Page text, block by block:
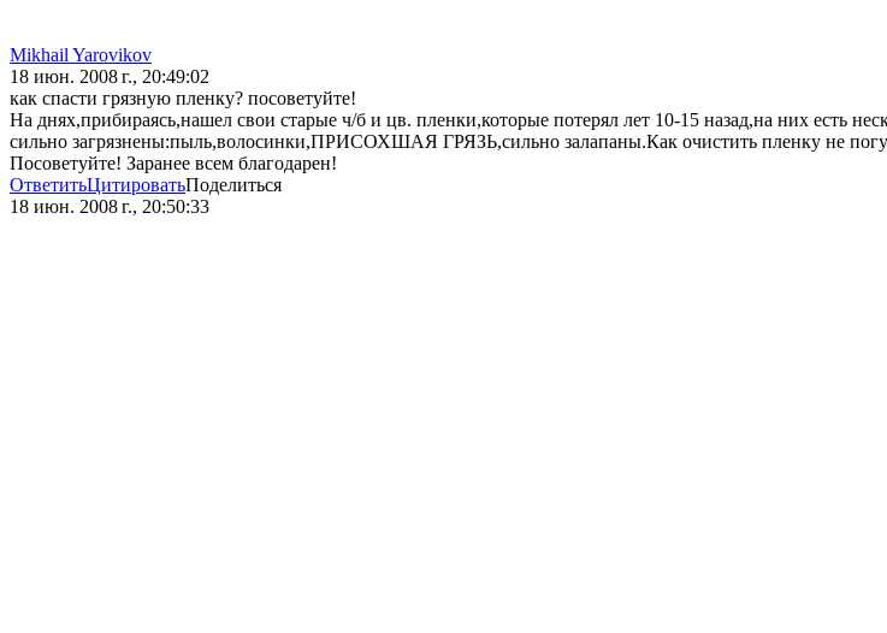
Mikhail Yarovikov
18 июн. 2008 г., 20:49:02
как спасти грязную пленку? посоветуйте!
На днях,прибираясь,нашел свои старые ч/б и цв. пленки,которые потерял лет 10-15 назад,на них есть
сильно загрязнены:пыль,волосинки,ПРИСОХШАЯ ГРЯЗЬ,сильно залапаны.Как очистить пленку не
Посоветуйте! Заранее всем благодарен!
ОтветитьЦитироватьПоделиться
18 июн. 2008 г., 20:50:33